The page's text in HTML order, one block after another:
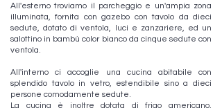
All'esterno troviamo il parcheggio e un'ampia zona
illuminata, fornita con gazebo con tavolo da dieci
sedute, dotato di ventola, luci e zanzariere, ed un
salottino in bambù color bianco da cinque sedute con
ventola.
All'interno ci accoglie una cucina abitabile con
splendido tavolo in vetro, estendibile sino a dieci
persone comodamente sedute.
La cucina è inoltre dotata di frigo americano,